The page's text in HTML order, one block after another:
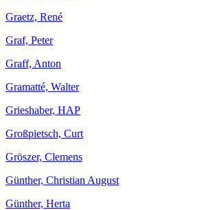
Graetz, René
Graf, Peter
Graff, Anton
Gramatté, Walter
Grieshaber, HAP
Großpietsch, Curt
Gröszer, Clemens
Günther, Christian August
Günther, Herta